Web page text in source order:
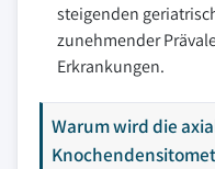
steigenden
zunehmender
Erkrankungen.
Warum wird die